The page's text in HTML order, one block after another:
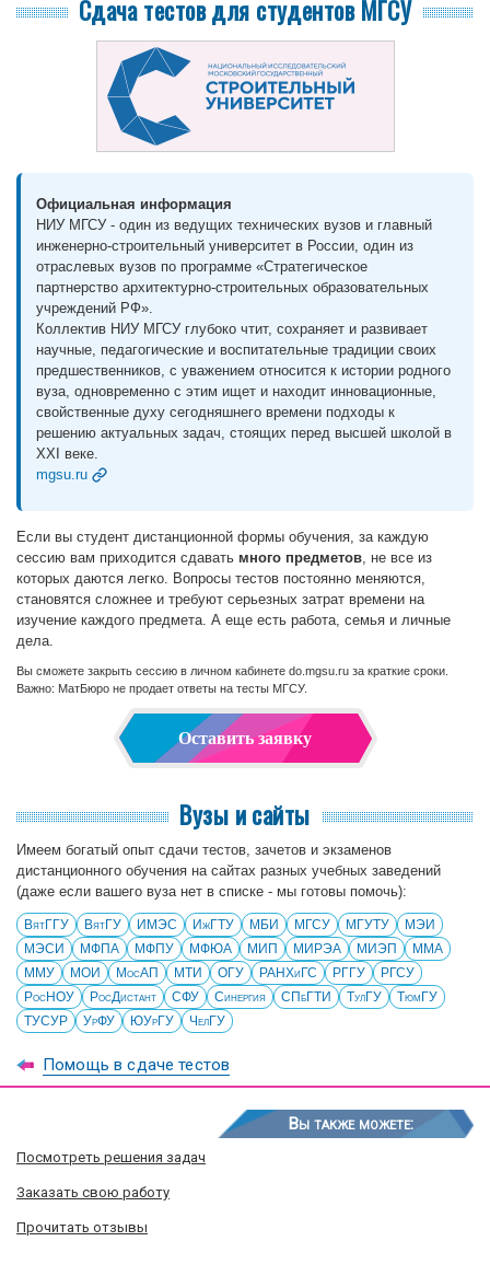
тестов одновременно - сделаем скидку.
Сдача тестов для студентов МГСУ
Официальная информация
НИУ МГСУ - один из ведущих технических вузов и главный
инженерно-строительный университет в России, один из
отраслевых вузов по программе «Стратегическое
партнерство архитектурно-строительных образовательных
учреждений РФ».
Коллектив НИУ МГСУ глубоко чтит, сохраняет и развивает
научные, педагогические и воспитательные традиции своих
предшественников, с уважением относится к истории родного
вуза, одновременно с этим ищет и находит инновационные,
свойственные духу сегодняшнего времени подходы к
решению актуальных задач, стоящих перед высшей школой в
XXI веке.
mgsu.ru
Если вы студент дистанционной формы обучения, за каждую
сессию вам приходится сдавать много предметов , не все из
которых даются легко. Вопросы тестов постоянно меняются,
становятся сложнее и требуют серьезных затрат времени на
изучение каждого предмета. А еще есть работа, семья и личные
дела.
Вы сможете закрыть сессию в личном кабинете do.mgsu.ru за краткие сроки.
Важно: МатБюро не продает ответы на тесты МГСУ.
Оставить заявку
Вузы и сайты
Имеем богатый опыт сдачи тестов, зачетов и экзаменов
дистанционного обучения на сайтах разных учебных заведений
(даже если вашего вуза нет в списке - мы готовы помочь):
ВятГГУ ВятГУ ИМЭС ИжГТУ МБИ МГСУ МГУТУ
МЭИ
МЭСИ
МФПА МФПУ МФЮА МИП МИРЭА МИЭП
ММА
ММУ
МОИ МосАП МТИ ОГУ РАНХиГС РГГУ
РГСУ
РосНОУ
РосДистант СФУ Синергия СПбГТИ ТулГУ
ТюмГУ
ТУСУР
УрФУ ЮУрГУ ЧелГУ
Помощь в сдаче тестов
Вы также можете:
Посмотреть решения задач
Заказать свою работу
Прочитать отзывы